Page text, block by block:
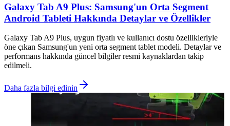
Galaxy Tab A9 Plus: Samsung'un Orta Segment
Android Tableti Hakkında Detaylar ve Özellikler
Galaxy Tab A9 Plus, uygun fiyatlı ve kullanıcı dostu özellikleriyle
öne çıkan Samsung'un yeni orta segment tablet modeli. Detaylar ve
performans hakkında güncel bilgiler resmi kaynaklardan takip
edilmeli.
Daha fazla bilgi edinin